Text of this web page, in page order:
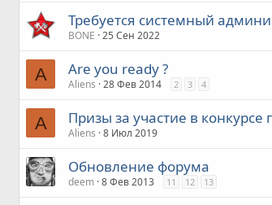
Требуется системный
BONE 25 Сен 2022
A Are you ready ?
Aliens 28 Фев 2014 2 3 4
A Призы за участие в конкурсе
Aliens 8 Июл 2019
Обновление форума
deem 8 Фев 2013 11 12 13